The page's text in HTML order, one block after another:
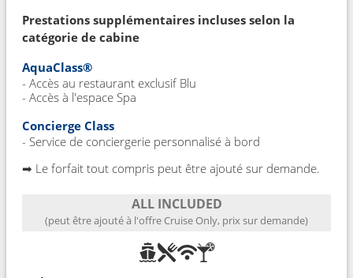
Prestations supplémentaires incluses selon la
catégorie de cabine
AquaClass®
- Accès au restaurant exclusif Blu
- Accès à l'espace Spa
Concierge Class
- Service de conciergerie personnalisé à bord
➡ Le forfait tout compris peut être ajouté sur demande.
ALL INCLUDED
(peut être ajouté à l'offre Cruise Only, prix sur demande)